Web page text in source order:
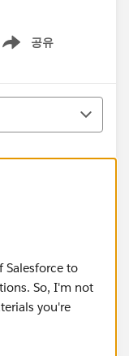
공유
menu
Salesforce to
So, I'm not
you're